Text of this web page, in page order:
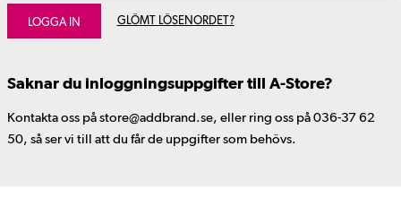
LOGGA IN GLÖMT LÖSENORDET?
Saknar du inloggningsuppgifter till A-Store?
Kontakta oss på store@addbrand.se, eller ring oss på 036-37 62
50, så ser vi till att du får de uppgifter som behövs.